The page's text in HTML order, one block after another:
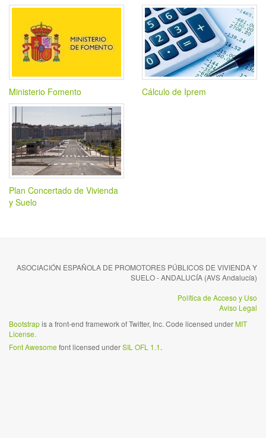
Ministerio Fomento Cálculo de Iprem
Plan Concertado de Vivienda
y Suelo
ASOCIACIÓN ESPAÑOLA DE PROMOTORES PÚBLICOS DE VIVIENDA Y
SUELO - ANDALUCÍA (AVS Andalucía)
Política de Acceso y Uso
Aviso Legal
Bootstrapis a front-end framework of Twitter, Inc. Code licensed underMIT
License.
Font Awesomefont licensed underSIL OFL 1.1.